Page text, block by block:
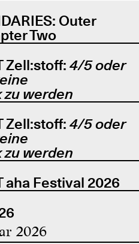
Outer
Two
Zell:stoff: 4/5 oder
werden
Zell:stoff: 4/5 oder
werden
aha Festival 2026
2026